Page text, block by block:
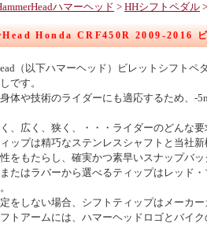
ハマーヘッド > HHシフトペダル >
Honda CRF450R 2009-2016 ビ
（以下ハマーヘッド）ビレットシフト
です。
体や技術のライダーにも適応するため、-
、広く、狭く、・・・ライダーのどんな
ップは精巧なステンレスシャフトと当社
をもたらし、確実かつ素早いスナップバッ
たはラバーから選べるティップはレッド
をしない場合、シフトティップはメーカ
トアームには、ハマーヘッドロゴとバイ